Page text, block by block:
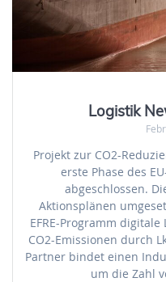
Logistik
Projekt zur CO2-
erste Phase des
abgeschlossen.
Aktionsplänen
EFRE-Programm
CO2-Emissionen durch
Partner bindet einen
um die Zahl